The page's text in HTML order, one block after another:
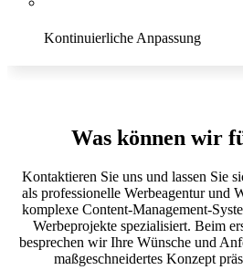
Kontinuierliche Anpassung
Was können wir
Kontaktieren Sie uns und lassen Sie
als professionelle Werbeagentur und
komplexe Content-Management-
Werbeprojekte spezialisiert. Beim
besprechen wir Ihre Wünsche und
maßgeschneidertes Konzept